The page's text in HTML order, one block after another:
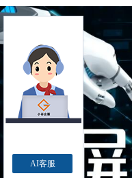
AI客服